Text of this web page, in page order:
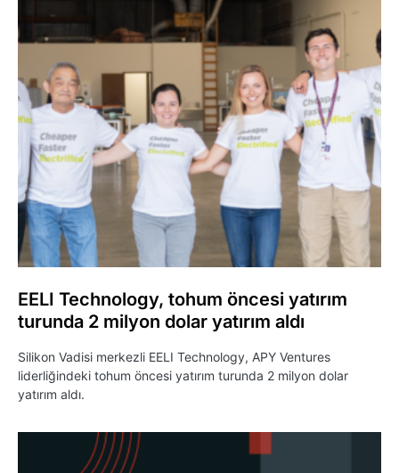
EELI Technology, tohum öncesi yatırım
turunda 2 milyon dolar yatırım aldı
Silikon Vadisi merkezli EELI Technology, APY Ventures
liderliğindeki tohum öncesi yatırım turunda 2 milyon dolar
yatırım aldı.